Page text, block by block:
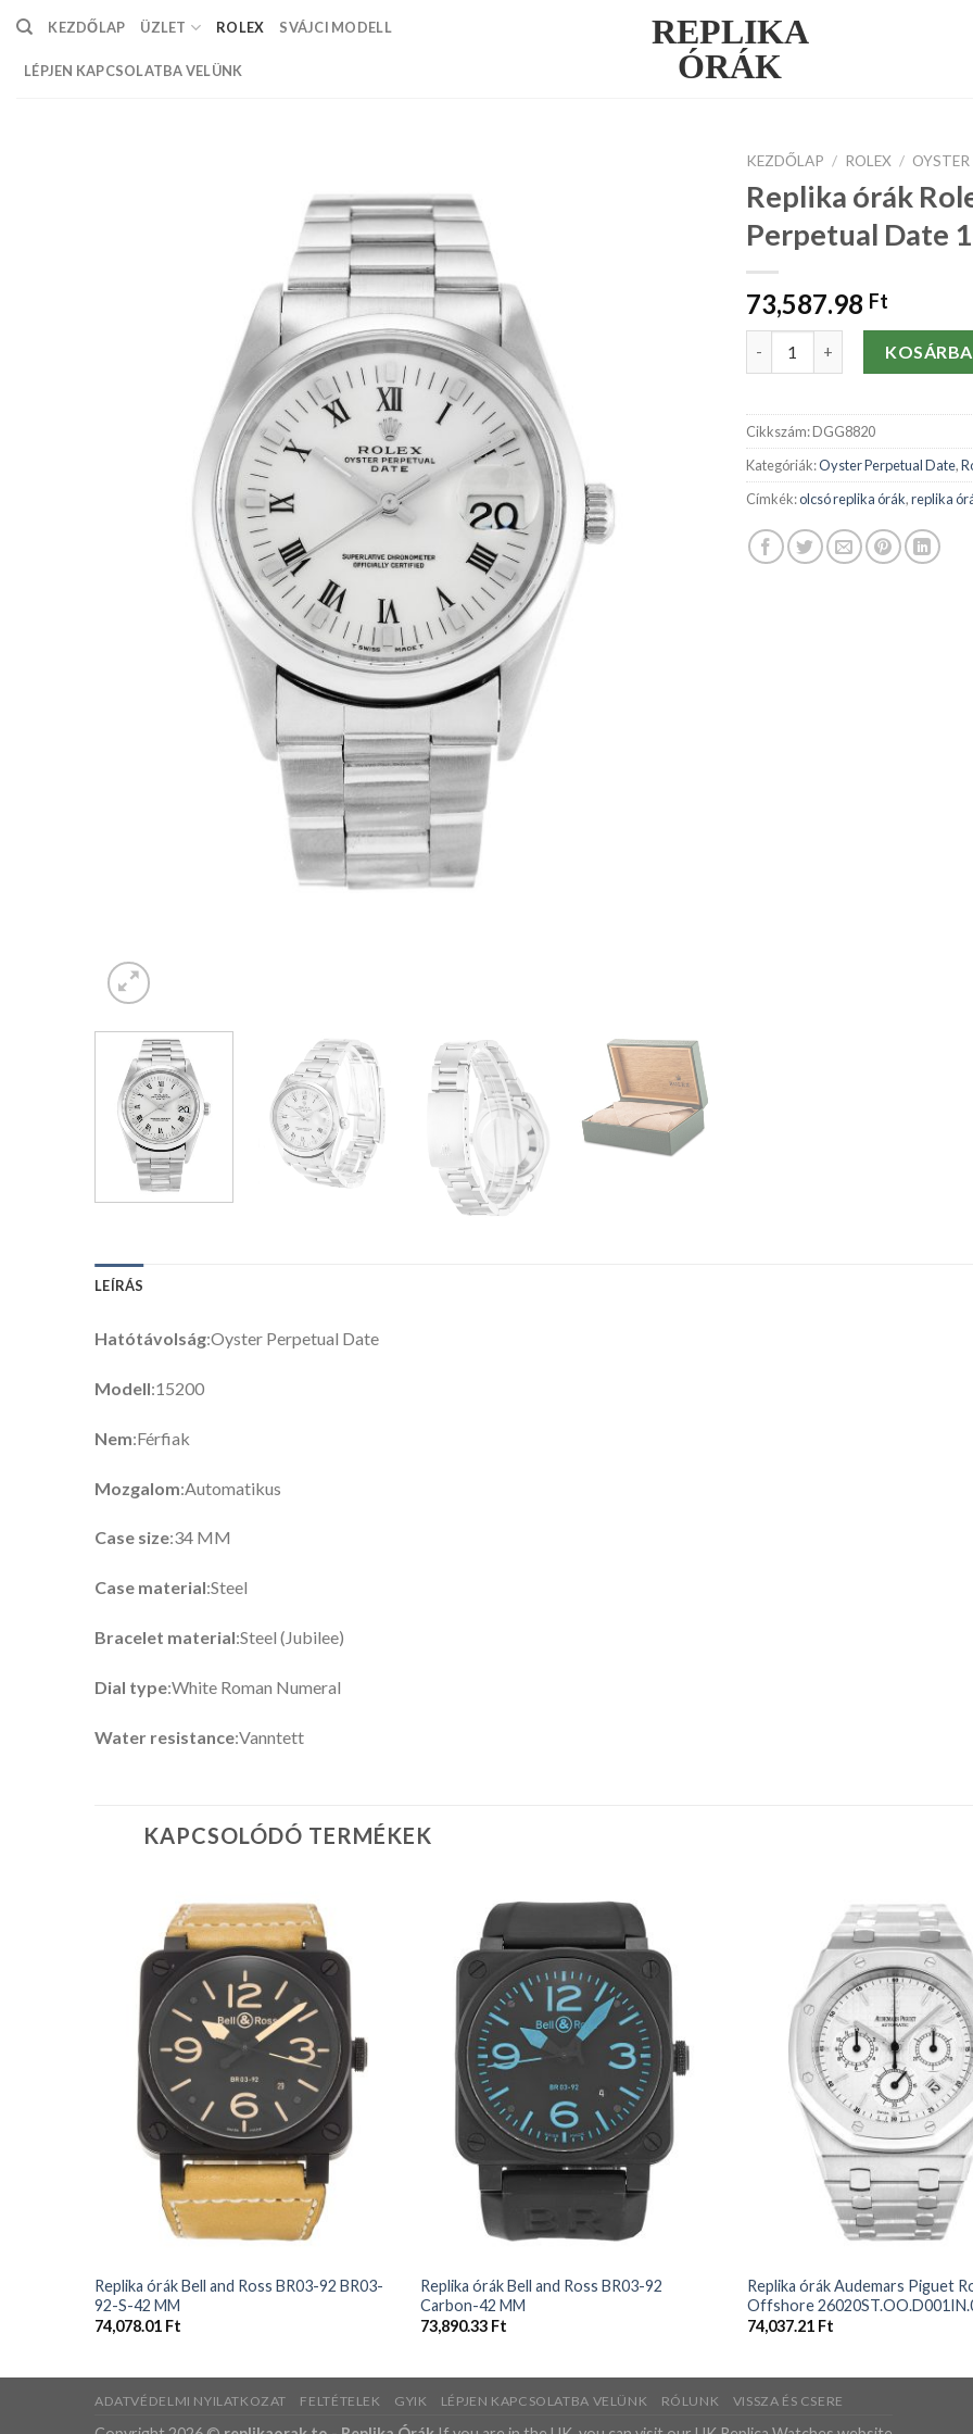
content
REPLIKA
ÓRÁK
KEZDŐLAP ÜZLET ROLEX SVÁJCI MODELL
LÉPJEN KAPCSOLATBA VELÜNK
KEZDŐLAP / ROLEX /
Replika órák
Perpetual Date
73,587.98 Ft
Replika órák Rolex Oyster
Cikkszám:DGG8820
Kategóriák:Oyster Perpetual Date,
Címkék:olcsó replika órák,replika
LEÍRÁS
Hatótávolság:Oyster Perpetual Date
Modell:15200
Nem:Férfiak
Mozgalom:Automatikus
Case size:34 MM
Case material:Steel
Bracelet material:Steel (Jubilee)
Dial type:White Roman Numeral
Water resistance:Vanntett
KAPCSOLÓDÓ TERMÉKEK
Replika órák Bell and Ross BR03-92 BR03-
92-S-42 MM
74,078.01 Ft
Replika órák Bell and Ross BR03-92
Carbon-42 MM
73,890.33 Ft
Replika órák Audemars Piguet
Offshore
74,037.21 Ft
ADATVÉDELMI NYILATKOZAT FELTÉTELEK GYIK LÉPJEN KAPCSOLATBA VELÜNK RÓLUNK VISSZA ÉS CSERE